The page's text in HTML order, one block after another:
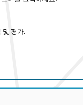
및 평가.